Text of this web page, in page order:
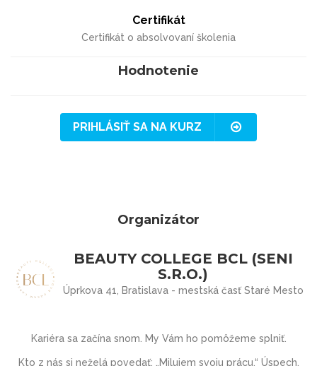
Certifikát
Certifikát o absolvovaní školenia
Hodnotenie
PRIHLÁSIŤ SA NA KURZ
Organizátor
BEAUTY COLLEGE BCL (SENI
S.R.O.)
Úprkova 41, Bratislava - mestská časť Staré Mesto
Kariéra sa začína snom. My Vám ho pomôžeme splniť.
Kto z nás si neželá povedať: „Milujem svoju prácu.“ Úspech,